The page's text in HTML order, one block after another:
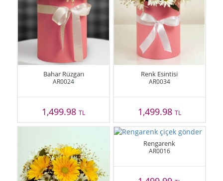
Bahar Rüzgarı
AR0024
1,499.98TL
Renk Esintisi
AR0034
1,499.98 TL
Rengarenk
AR0016